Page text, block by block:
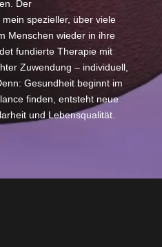
Der
mein spezieller, über viele
Menschen wieder in ihre
fundierte Therapie mit
Zuwendung – individuell,
Gesundheit beginnt im
finden, entsteht neue
und Lebensqualität.